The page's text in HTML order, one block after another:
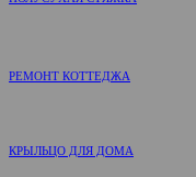
РЕМОНТ КОТТЕДЖА
КРЫЛЬЦО ДЛЯ ДОМА